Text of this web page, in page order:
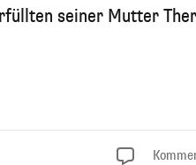
seiner Mutter